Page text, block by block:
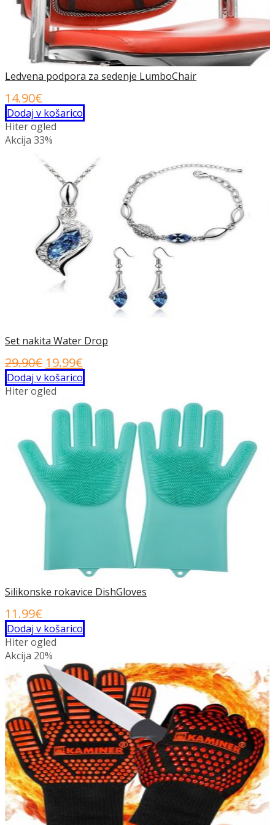
Ledvena podpora za sedenje LumboChair
14.90€
Dodaj v košarico
Hiter ogled
Akcija 33%
Set nakita Water Drop
29.90€ Izvirna
cena
je
bila:
29.90€.
19.99€
cena
19.99€.
Dodaj v košarico
Hiter ogled
Silikonske rokavice DishGloves
11.99€
Dodaj v košarico
Hiter ogled
Akcija 20%